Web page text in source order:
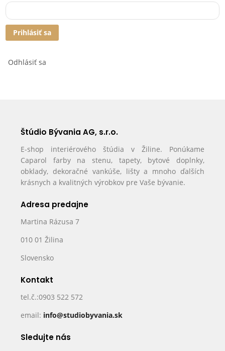
Prihlásiť sa
Odhlásiť sa
Štúdio Bývania AG, s.r.o.
E-shop interiérového štúdia v Žiline. Ponúkame
Caparol farby na stenu, tapety, bytové doplnky,
obklady, dekoračné vankúše, lišty a mnoho ďalších
krásnych a kvalitných výrobkov pre Vaše bývanie.
Adresa predajne
Martina Rázusa 7
010 01 Žilina
Slovensko
Kontakt
tel.č.:0903 522 572
email: info@studiobyvania.sk
Sledujte nás